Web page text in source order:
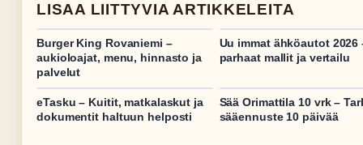
LISAA LIITTYVIA ARTIKKELEITA
Burger King Rovaniemi –
aukioloajat, menu, hinnasto ja
palvelut
Uu immat ähköautot 2026
parhaat mallit ja vertailu
eTasku – Kuitit, matkalaskut ja
dokumentit haltuun helposti
Sää Orimattila 10 vrk –
sääennuste 10 päivää